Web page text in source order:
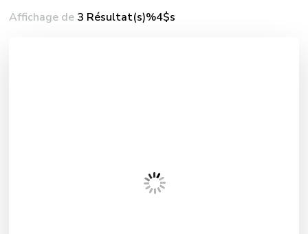
Affichage de 3 Résultat(s)%4$s